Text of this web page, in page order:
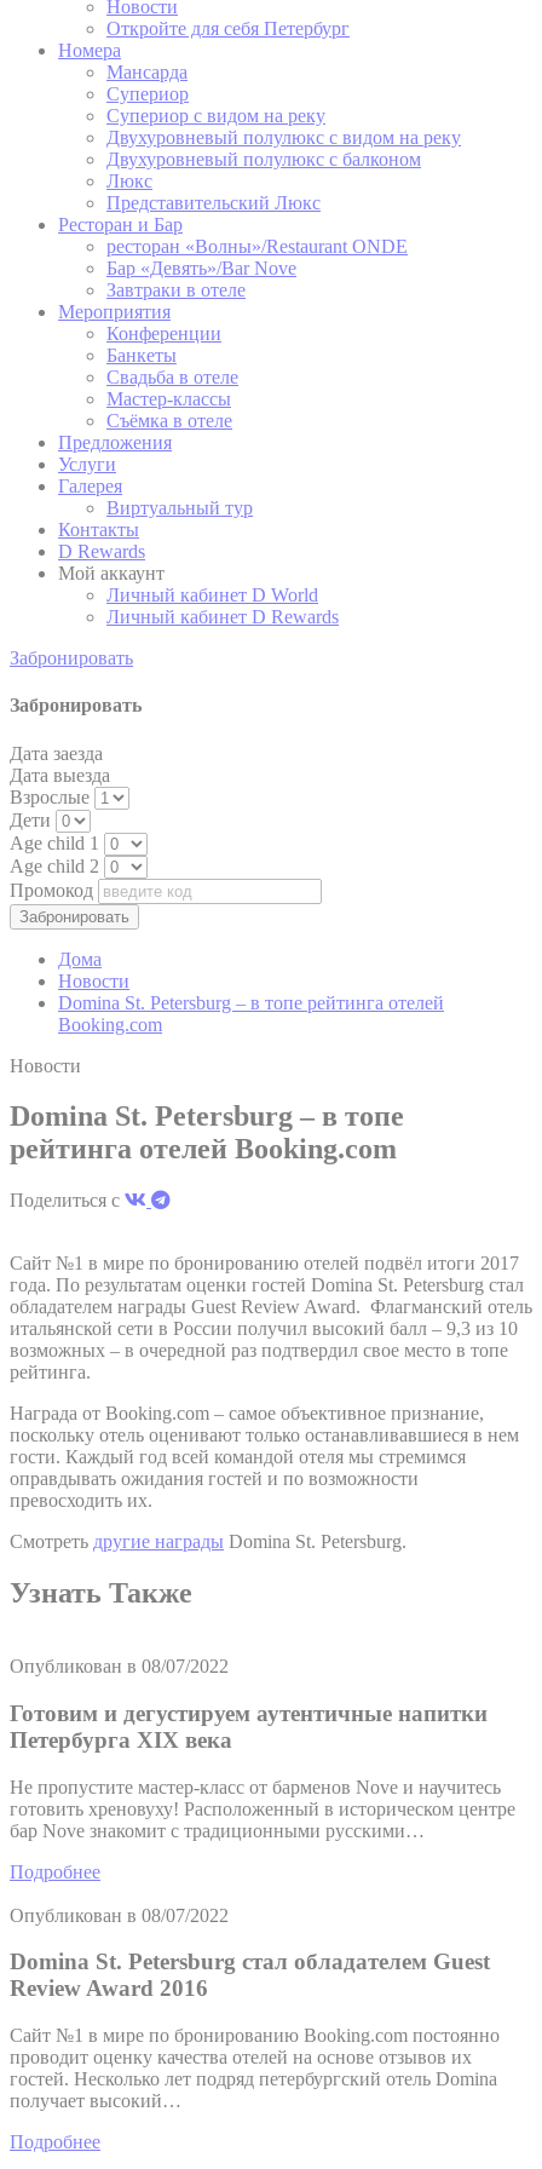
_deCountryResp
D-edge
_deCookiesConsent
D-edge
Cookie
Consent
consent on Cookies
and consent
Identifier.
статистика
Такие файлы cookie используются для сбора
информации пользователей о пути навигации с
конечной целью для агрегированного анализа
статистики для улучшения веб-сайта.
Имя Провайдер
_gid
Analytics
website
performance and
_ga
Google
allows user tracking
to enhance the
_ga
_gid
Google
Analytics
to enhance the
website
Маркетинг и реклама
Маркетинговые файлы cookie будут использоваться в
пользователя, чтобы отслеживать его поведение и
привычки в Интернете в маркетинговых целях.
Дать согласие на отправку пользовательских данных,
связанных с рекламой, в Google.
Персонализированная реклама
Предоставить согласие третьим лицам на
персонализированную рекламу
Подтвердить выбор
Новости
Откройте для себя Петербург
Номера
Мансарда
Супериор
Супериор с видом на реку
Двухуровневый полулюкс с видом на реку
Двухуровневый полулюкс с балконом
Люкс
Представительский Люкс
Ресторан и Бар
ресторан «Волны»/Restaurant ONDE
Бар «Девять»/Bar Nove
Завтраки в отеле
Мероприятия
Конференции
Банкеты
Свадьба в отеле
Мастер-классы
Съёмка в отеле
Предложения
Услуги
Галерея
Виртуальный тур
Контакты
D Rewards
Мой аккаунт
Личный кабинет D World
Личный кабинет D Rewards
Забронировать
Забронировать
Дата заезда
Дата выезда
Взрослые
Дети
Age child 1
Age child 2
Промокод
Дома
Новости
Domina St. Petersburg – в топе рейтинга отелей
Booking.com
Новости
Domina St. Petersburg – в топе
рейтинга отелей Booking.com
Поделиться с
Сайт №1 в мире по бронированию отелей подвёл итоги 2017
года. По результатам оценки гостей Domina St. Petersburg стал
обладателем награды Guest Review Award. Флагманский отель
итальянской сети в России получил высокий балл – 9,3 из 10
возможных – в очередной раз подтвердил свое место в топе
рейтинга.
Награда от Booking.com – самое объективное признание,
поскольку отель оценивают только останавливавшиеся в нем
гости. Каждый год всей командой отеля мы стремимся
оправдывать ожидания гостей и по возможности
превосходить их.
Смотреть другие награды Domina St. Petersburg.
Узнать Также
Опубликован в 08/07/2022
Готовим и дегустируем аутентичные напитки
Петербурга XIX века
Не пропустите мастер-класс от барменов Nove и научитесь
готовить хреновуху! Pасположенный в историческом центре
бар Nove знакомит с традиционными русскими…
Подробнее
Опубликован в 08/07/2022
Domina St. Petersburg стал обладателем Guest
Review Award 2016
Сайт №1 в мире по бронированию Booking.com постоянно
проводит оценку качества отелей на основе отзывов их
гостей. Несколько лет подряд петербургский отель Domina
получает высокий…
Подробнее